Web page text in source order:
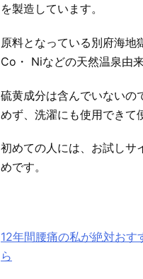
を製造しています。
原料となっている別府海地
Co・ Niなどの天然温泉由
硫黄成分は含んでいないの
めず、洗濯にも使用できて
初めての人には、お試しサ
めです。
12年間腰痛の私が絶対おす
ら